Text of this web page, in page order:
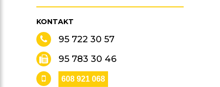
KONTAKT
95 722 30 57
95 783 30 46
608 921 068